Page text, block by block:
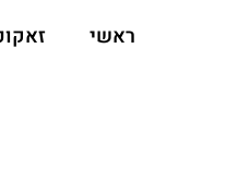
ראשי